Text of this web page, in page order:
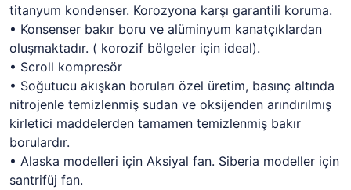
titanyum kondenser. Korozyona karşı garantili koruma.
• Konsenser bakır boru ve alüminyum kanatçıklardan
oluşmaktadır. ( korozif bölgeler için ideal).
• Scroll kompresör
• Soğutucu akışkan boruları özel üretim, basınç altında
nitrojenle temizlenmiş sudan ve oksijenden arındırılmış
kirletici maddelerden tamamen temizlenmiş bakır
borulardır.
• Alaska modelleri için Aksiyal fan. Siberia modeller için
santrifüj fan.